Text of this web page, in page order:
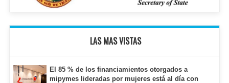
LAS MAS VISTAS
El 85 % de los financiamientos otorgados a
mipymes lideradas por mujeres está al día con